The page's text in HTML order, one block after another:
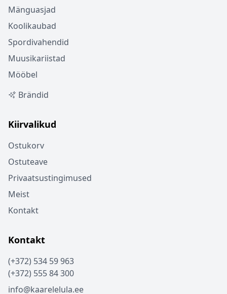
Mänguasjad
Koolikaubad
Spordivahendid
Muusikariistad
Mööbel
Brändid
Kiirvalikud
Ostukorv
Ostuteave
Privaatsustingimused
Meist
Kontakt
Kontakt
(+372) 534 59 963
(+372) 555 84 300
info@kaarelelula.ee